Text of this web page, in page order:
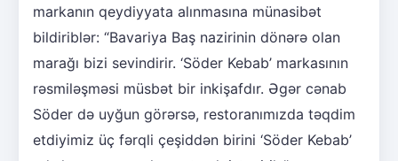
markanın qeydiyyata alınmasına münasibət
bildiriblər: “Bavariya Baş nazirinin dönərə olan
marağı bizi sevindirir. ‘Söder Kebab’ markasının
rəsmiləşməsi müsbət bir inkişafdır. Əgər cənab
Söder də uyğun görərsə, restoranımızda təqdim
etdiyimiz üç fərqli çeşiddən birini ‘Söder Kebab’